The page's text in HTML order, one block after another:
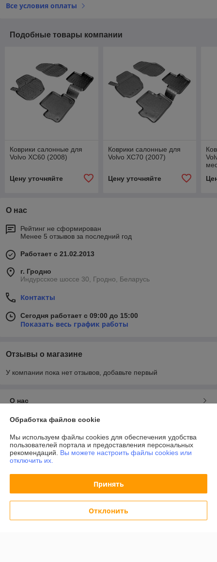
Все условия оплаты
Подобные товары компании
Коврики салонные для
Volvo XC60 (2008)
Цену уточняйте
Коврики салонные для
Volvo XC70 (2007)
Цену уточняйте
О нас
Рейтинг не сформирован
Менее 5 отзывов за последний год
Работает с 21.02.2013
г. Гродно
Индурсское шоссе 30, Гродно, Беларусь
Контакты
Сегодня работает с 09:00 до 15:00
Показать весь график работы
Отзывы о магазине
У компании пока нет отзывов, добавьте первый
О нас
Контакты
Доставка и оплата
Полная версия сайта
Политика обработки cookies
Обработка файлов cookie
Мы используем файлы cookies для обеспечения удобства
пользователей портала и предоставления персональных
рекомендаций. Вы можете настроить файлы cookies или
отключить их.
Принять
Отклонить